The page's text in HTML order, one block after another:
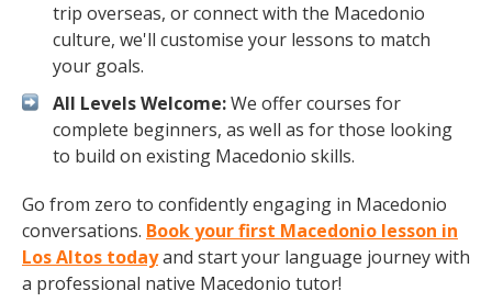
trip overseas, or connect with the Macedonio
culture, we'll customise your lessons to match
your goals.
All Levels Welcome:We offer courses for
complete beginners, as well as for those looking
to build on existing Macedonio skills.
Go from zero to confidently engaging in Macedonio
conversations. Book your first Macedonio lesson in
Los Altos todayand start your language journey with
a professional native Macedonio tutor!